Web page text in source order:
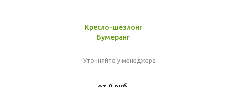
Кресло-шезлонг
Бумеранг
Уточняйте у менеджера